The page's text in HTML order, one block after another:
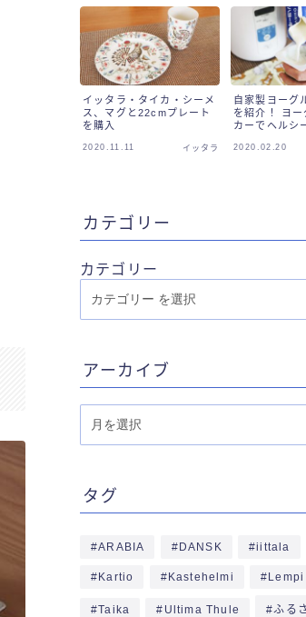
イッタラ・タイカ・シーメ
ス、マグと22cmプレート
を購入
2020.11.11 イッタラ
自家製ヨーグ
を紹介！ ヨー
カーでヘルシ
ルト。
2020.02.20
カテゴリー
カテゴリー
アーカイブ
ア
ブ
タグ
ARABIA DANSK iittala
Kartio Kastehelmi Lempi
Taika Ultima Thule ふる